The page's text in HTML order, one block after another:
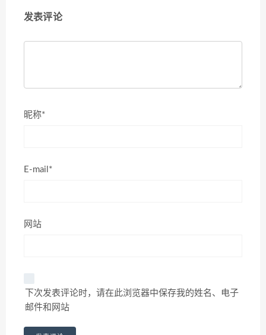
发表评论
昵称*
E-mail*
网站
下次发表评论时，请在此浏览器中保存我的姓名、电子
邮件和网站